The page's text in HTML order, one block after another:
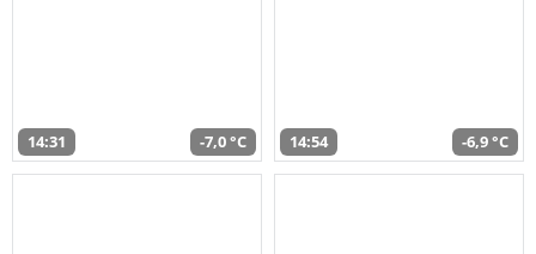
14:31 -7,0 °C 14:54 -6,9 °C